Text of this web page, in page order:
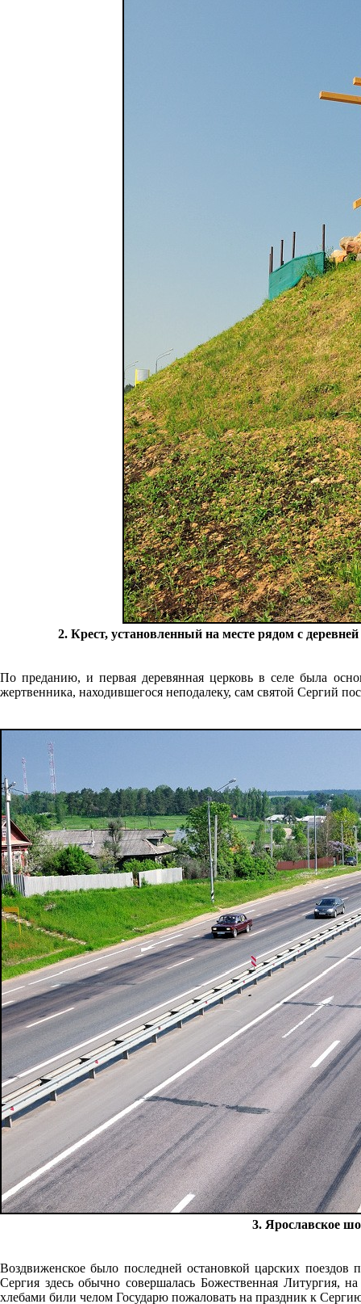
2. Крест, установленный на месте рядом с
По преданию, и первая деревянная церковь в селе была
жертвенника, находившегося неподалеку, сам святой Сергий
3. Ярославское
Воздвиженское было последней остановкой царских
Сергия здесь обычно совершалась Божественная Литургия,
хлебами били челом Государю пожаловать на праздник к